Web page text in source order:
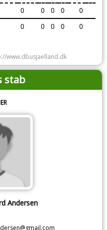
0 0 0 0
0
0 0 0 0 0
www.dbusjaelland.dk
stab
Andersen